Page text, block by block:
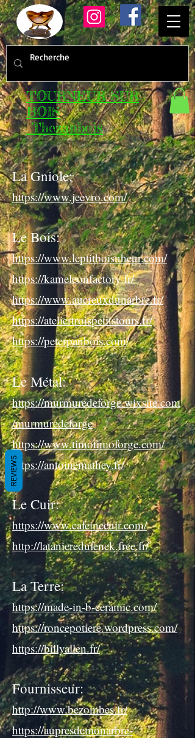
TOURNEUR SUR
BOIS
Thezanbois
La Gniole:
https://www.jeevro.com/
Le Bois:
https://www.leptitboisnheur.com/
https://kameleonfactory.fr/
https://www.aucreuxdunarbre.fr/
https://ateliertroispetitstours.fr/
https://peterpanbois.com/
Le Métal:
https://murmuredeforge.wixsite.com
/murmuredeforge
https://www.timotimoforge.com/
https://antoinemathey.fr/
Le Cuir:
https://www.cafeinecuir.com/
http://latanieredufenek.free.fr/
La Terre:
https://made-in-b-ceramic.com/
https://roncepotiere.wordpress.com/
https://billyallen.fr/
Fournisseur:
http://www.bezombes.fr/
https://aupresdemonarbre-
REVIEWS